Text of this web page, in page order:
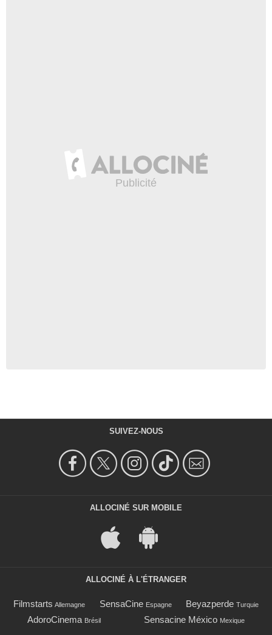
SUIVEZ-NOUS
ALLOCINÉ SUR MOBILE
ALLOCINÉ À L'ÉTRANGER
Filmstarts Allemagne SensaCine Espagne Beyazperde Turquie
AdoroCinema Brésil Sensacine México Mexique